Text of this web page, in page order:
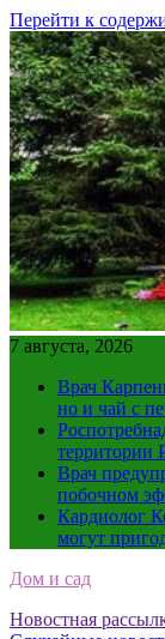
Перейти к
7 августа, 2026
Врач
но и чай с
территории
Врач
побочном
Кардиолог
могут
Дом и сад
Новостная